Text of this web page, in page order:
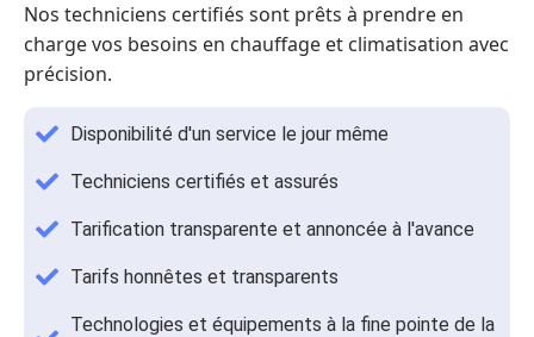
Nos techniciens certifiés sont prêts à prendre en
charge vos besoins en chauffage et climatisation avec
précision.
Disponibilité d'un service le jour même
Techniciens certifiés et assurés
Tarification transparente et annoncée à l'avance
Tarifs honnêtes et transparents
Technologies et équipements à la fine pointe de la